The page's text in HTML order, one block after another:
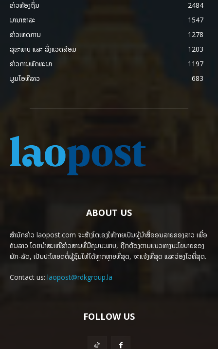
ຂ່າວທ້ອງຖິ່ນ
2484
ນານາສາລະ
1547
ຂ່າວເຫດການ
1278
ສຸຂະພາບ ແລະ ສີ່ງແວດລ້ອມ
1203
ຂ່າວການພັດທະນາ
1197
ມູມໄອທີລາວ
683
ABOUT US
ສຳນັກຂ່າວ laopost.com ຈະສ້າງໂຕເອງໃຫ້ກາຍເປັນຜູ້ນຳສື່ອອນລາຍຂອງລາວ ເພື່ອ
ຄົນລາວ ໂດຍນຳສະເໜີຂ່າວສານທີ່ມີຄຸນນະພາບ, ຖືກຕ້ອງຕາມແນວທາງນະໂຍບາຍຂອງ
ພັກ-ລັດ, ເປັນປະໂຫຍດຕໍ່ຜູ້ຊົມໃຫ້ໄດ້ຫຼາກຫຼາຍທີ່ສຸດ, ຈະແຈ້ງທີ່ສຸດ ແລະວ່ອງໄວທີ່ສຸດ.
Contact us: laopost@rdkgroup.la
FOLLOW US